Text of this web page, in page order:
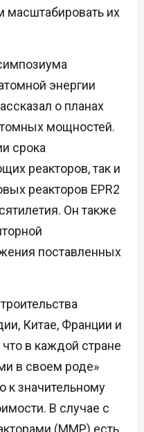
масштабировать их
энергии
о планах
мощностей.
срока
реакторов, так и
реакторов EPR2
Он также
поставленных
Китае, Франции и
в каждой стране
в своем роде»
к значительному
В случае с